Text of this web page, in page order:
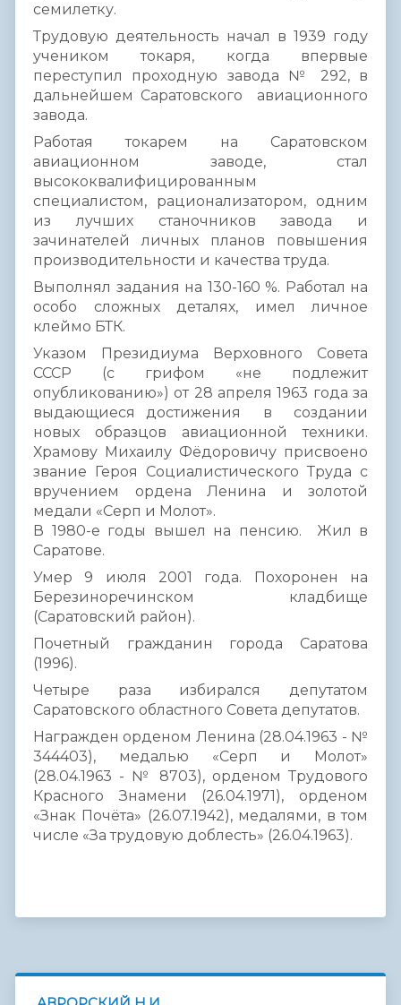
семилетку.
Трудовую деятельность начал в 1939 году
учеником токаря, когда впервые
переступил проходную завода № 292, в
дальнейшем Саратовского авиационного
завода.
Работая токарем на Саратовском
авиационном заводе, стал
высококвалифицированным
специалистом, рационализатором, одним
из лучших станочников завода и
зачинателей личных планов повышения
производительности и качества труда.
Выполнял задания на 130-160 %. Работал на
особо сложных деталях, имел личное
клеймо БТК.
Указом Президиума Верховного Совета
СССР (с грифом «не подлежит
опубликованию») от 28 апреля 1963 года за
выдающиеся достижения в создании
новых образцов авиационной техники.
Храмову Михаилу Фёдоровичу присвоено
звание Героя Социалистического Труда с
вручением ордена Ленина и золотой
медали «Серп и Молот».
В 1980-е годы вышел на пенсию. Жил в
Саратове.
Умер 9 июля 2001 года. Похоронен на
Березиноречинском кладбище
(Саратовский район).
Почетный гражданин города Саратова
(1996).
Четыре раза избирался депутатом
Саратовского областного Совета депутатов.
Награжден орденом Ленина (28.04.1963 - №
344403), медалью «Серп и Молот»
(28.04.1963 - № 8703), орденом Трудового
Красного Знамени (26.04.1971), орденом
«Знак Почёта» (26.07.1942), медалями, в том
числе «За трудовую доблесть» (26.04.1963).